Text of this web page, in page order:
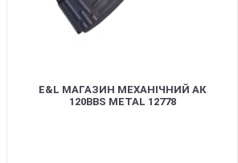
E&L МАГАЗИН МЕХАНІЧНИЙ АК
120BBS METAL 12778